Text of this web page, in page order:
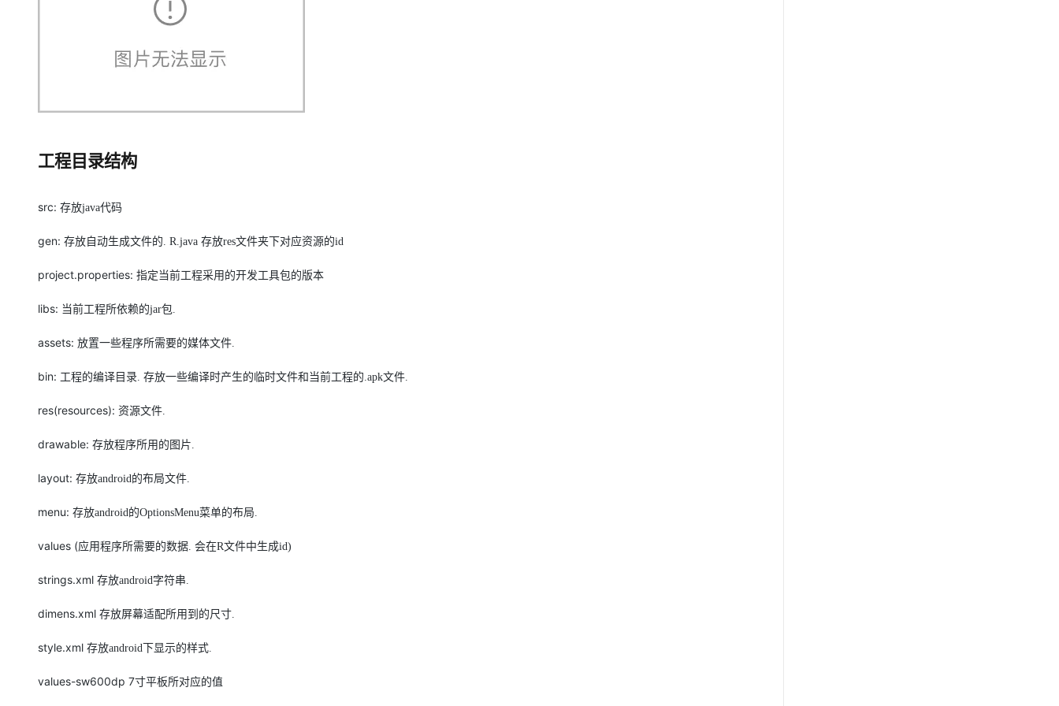
工程目录结构
src: 存放java代码
gen: 存放自动生成文件的. R.java 存放res文件夹下对应资源的id
project.properties: 指定当前工程采用的开发工具包的版本
libs: 当前工程所依赖的jar包.
assets: 放置一些程序所需要的媒体文件.
bin: 工程的编译目录. 存放一些编译时产生的临时文件和当前工程的.apk文件.
res(resources): 资源文件.
drawable: 存放程序所用的图片.
layout: 存放android的布局文件.
menu: 存放android的OptionsMenu菜单的布局.
values (应用程序所需要的数据. 会在R文件中生成id)
strings.xml 存放android字符串.
dimens.xml 存放屏幕适配所用到的尺寸.
style.xml 存放android 下显示的样式.
values-sw600dp 7寸平板所对应的值